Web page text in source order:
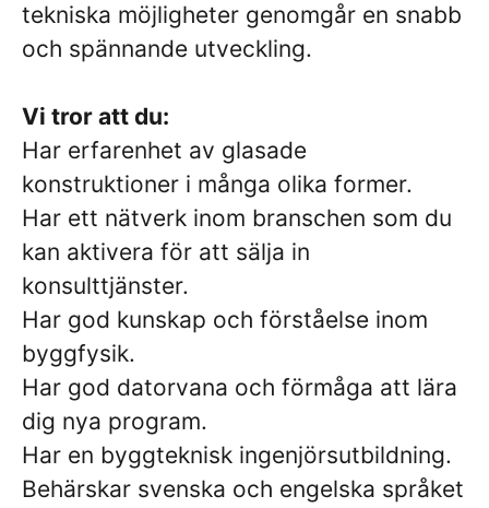
tekniska möjligheter genomgår en snabb
och spännande utveckling.
Vi tror att du:
Har erfarenhet av glasade
konstruktioner i många olika former.
Har ett nätverk inom branschen som du
kan aktivera för att sälja in
konsulttjänster.
Har god kunskap och förståelse inom
byggfysik.
Har god datorvana och förmåga att lära
dig nya program.
Har en byggteknisk ingenjörsutbildning.
Behärskar svenska och engelska språket